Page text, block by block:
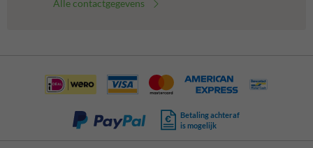
Alle contactgegevens
Betaling achteraf
is mogelijk